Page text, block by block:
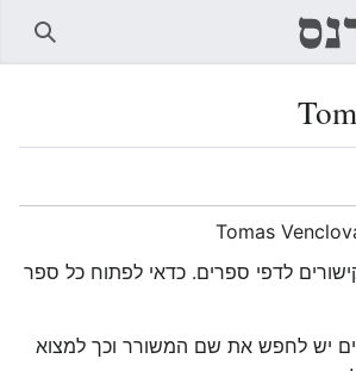
Tomas
לדפי ספרים. כדאי לפתוח כל ספר
יש לחפש את שם המשורר וכך למצוא